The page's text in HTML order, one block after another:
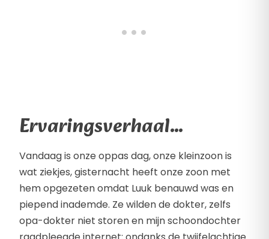
Ervaringsverhaal…
Vandaag is onze oppas dag, onze kleinzoon is
wat ziekjes, gisternacht heeft onze zoon met
hem opgezeten omdat Luuk benauwd was en
piepend inademde. Ze wilden de dokter, zelfs
opa-dokter niet storen en mijn schoondochter